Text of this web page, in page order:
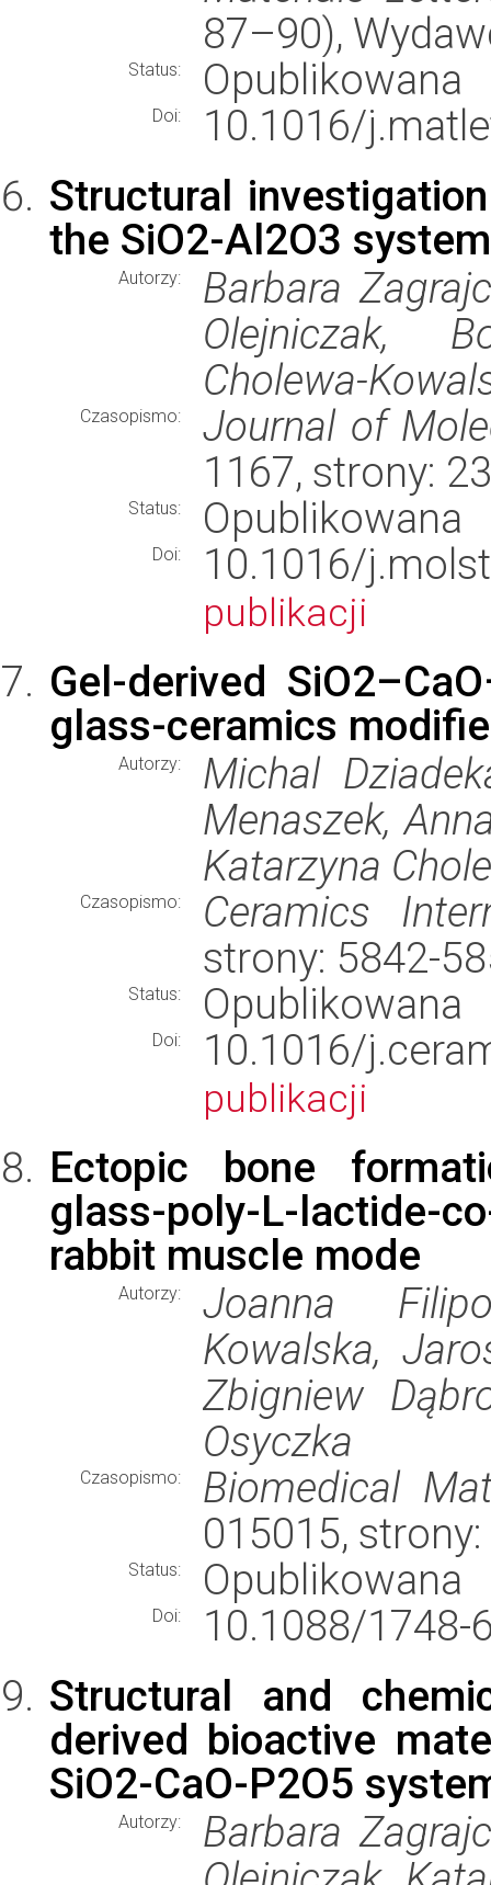
87–90),
Status: Opublikowana
Doi:
10.1016/
Structural
the SiO2-Al2O3 system
Autorzy:
Barbara
Olejniczak,
Cholewa-
Czasopismo:
Journal of
1167, strony:
Status: Opublikowana
Doi: 10.1016/
publikacji
Gel-derived
glass-ceramics
Autorzy:
Michal
Menaszek,
Katarzyna
Czasopismo:
Ceramics
strony: 5842-
Status: Opublikowana
Doi: 10.1016/
publikacji
Ectopic bone
glass-poly-L-
rabbit muscle mode
Autorzy:
Joanna
Kowalska,
Zbigniew
Osyczka
Czasopismo:
Biomedical
015015,
Status: Opublikowana
Doi:
10.1088/1748-
Structural and
derived bioactive
SiO2-CaO-P2O5
Autorzy:
Barbara